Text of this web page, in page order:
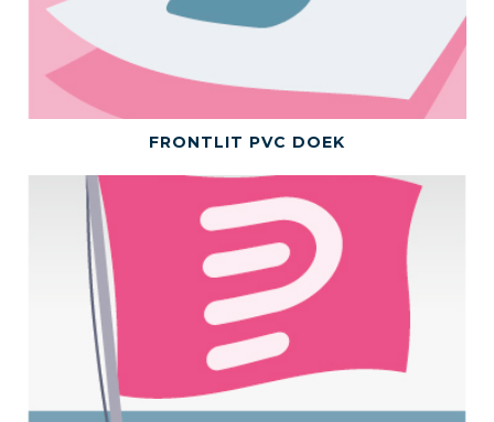
BEKIJK DIT PRODUCT
FRONTLIT PVC DOEK